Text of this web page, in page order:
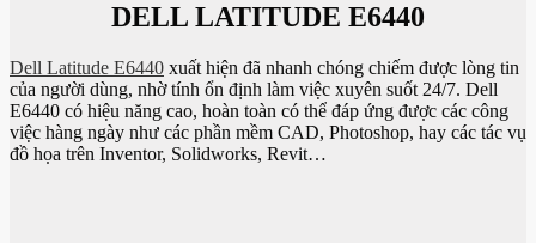
DELL LATITUDE E6440
Dell Latitude E6440 xuất hiện đã nhanh chóng chiếm được lòng tin
của người dùng, nhờ tính ổn định làm việc xuyên suốt 24/7. Dell
E6440 có hiệu năng cao, hoàn toàn có thể đáp ứng được các công
việc hàng ngày như các phần mềm CAD, Photoshop, hay các tác vụ
đồ họa trên Inventor, Solidworks, Revit…